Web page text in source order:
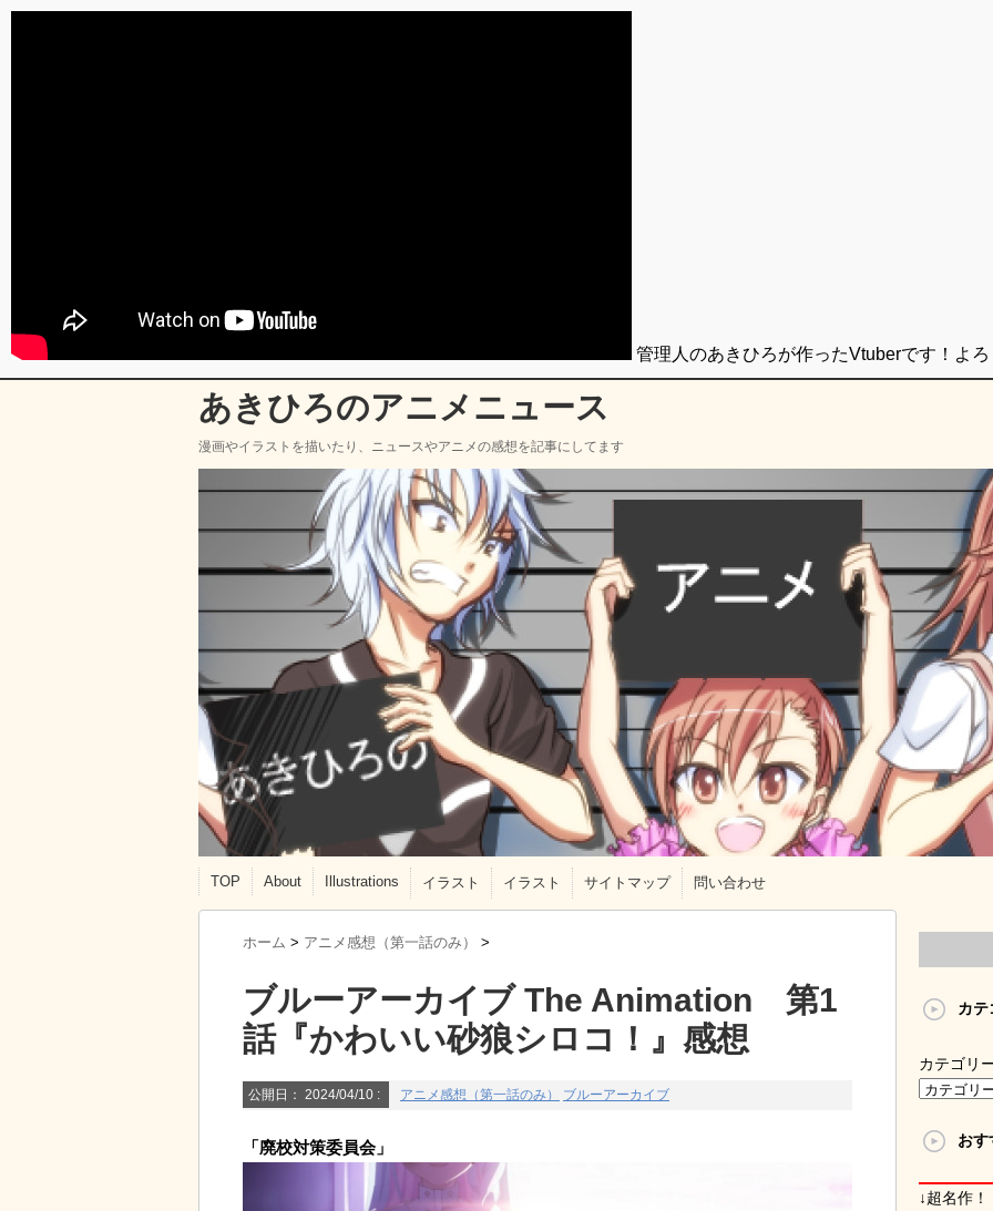
あきひろのアニメニュース
漫画やイラストを描いたり、ニュースやアニメの感想を記事にしてます
TOP About Illustrations イラスト イラスト サイトマップ 問い合わせ
ホーム > アニメ感想（第一話のみ） >
ブルーアーカイブ The Animation 第1
話『かわいい砂狼シロコ！』感想
公開日： 2024/04/10 : アニメ感想（第一話のみ） ブルーアーカイブ
「廃校対策委員会」
カテ
カテゴリ
お
↓超名作！
管理人のあきひろが作ったVtuberです！よ